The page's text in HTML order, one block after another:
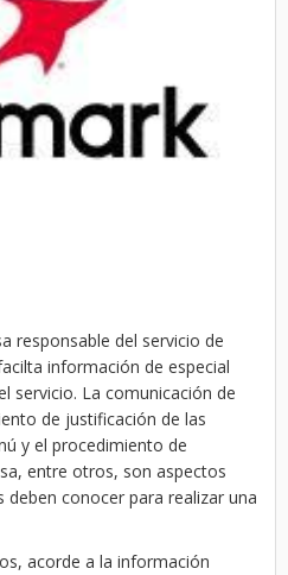
responsable del servicio de
información de especial
servicio. La comunicación de
de justificación de las
y el procedimiento de
entre otros, son aspectos
conocer para realizar una
acorde a la información